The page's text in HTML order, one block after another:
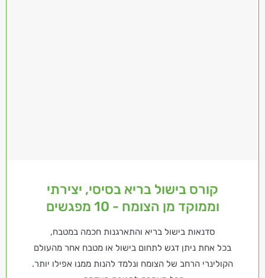
קורס בישול בריא בסיסי, יצירתי
וממוקד מן הצומח - 10 מפגשים
סדנאות בישול בריא והתארגנות חכמה במטבח,
בכל אחת ניתן דגש לתחום בישול או מטבח אחר מהעולם
הקולינרי הרחב של הצומח ונלמד להנות ממנו אפילו יותר.